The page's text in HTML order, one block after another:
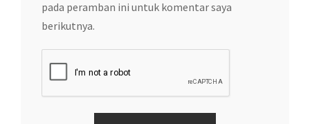
pada peramban ini untuk komentar saya
berikutnya.